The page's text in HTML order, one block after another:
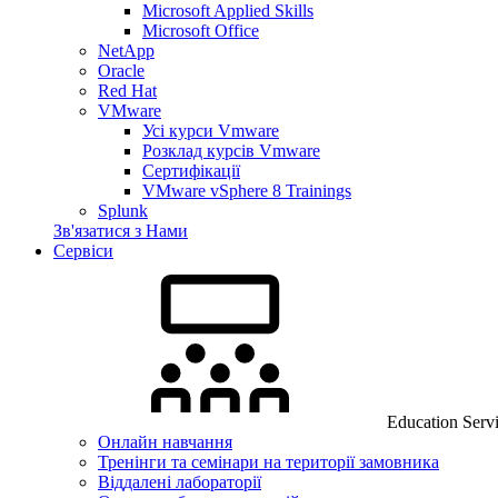
Microsoft Applied Skills
Microsoft Office
NetApp
Oracle
Red Hat
VMware
Усі курси Vmware
Розклад курсів Vmware
Сертифікації
VMware vSphere 8 Trainings
Splunk
Зв'язатися з Нами
Сервіси
Education
Онлайн навчання
Тренінги та семінари на території замовника
Віддалені лабораторії